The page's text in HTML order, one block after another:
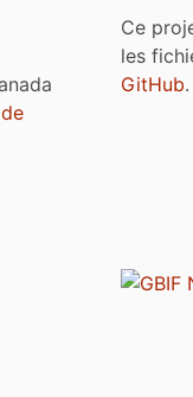
Ce
les
GitHub.